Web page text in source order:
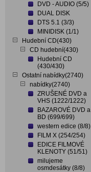
DVD - AUDIO (5/5)
DUAL DISK
DTS 5.1 (3/3)
MINIDISK (1/1)
Hudební CD(430)
CD hudební(430)
Hudební CD
(430/430)
Ostatní nabídky(2740)
nabídky(2740)
ZRUŠENÉ DVD a
VHS (1222/1222)
BAZAROVÉ DVD a
BD (699/699)
western edice (8/8)
FILM X (254/254)
EDICE FILMOVÉ
KLENOTY (51/51)
milujeme
osmdesátky (8/8)